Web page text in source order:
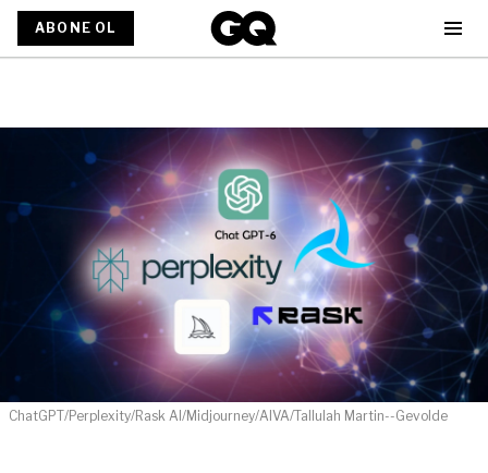
ABONE OL
ChatGPT/Perplexity/Rask Al/Midjourney/AIVA/Tallulah Martin--Gevolde